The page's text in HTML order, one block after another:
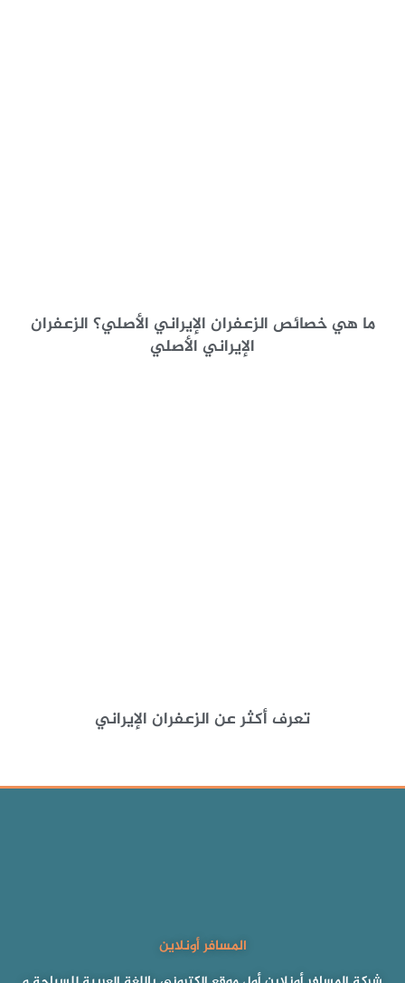
ما هي خصائص الزعفران الإيراني الأصلي؟ الزعفران
الإيراني الأصلي
تعرف أكثر عن الزعفران الإيراني
المسافر أونلاين